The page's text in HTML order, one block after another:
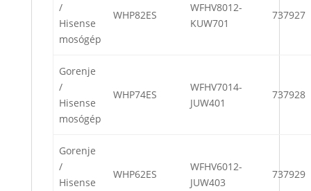
/
Hisense
mosógép
WHP82ES
WFHV8012-
KUW701
737927
Gorenje
/
Hisense
mosógép
WHP74ES
WFHV7014-
JUW401
737928
Gorenje
/
Hisense
WHP62ES
WFHV6012-
JUW403
737929